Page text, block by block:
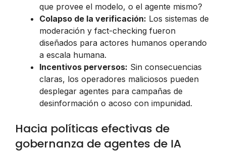
que provee el modelo, o el agente mismo?
Colapso de la verificación: Los sistemas de
moderación y fact-checking fueron
diseñados para actores humanos operando
a escala humana.
Incentivos perversos: Sin consecuencias
claras, los operadores maliciosos pueden
desplegar agentes para campañas de
desinformación o acoso con impunidad.
Hacia políticas efectivas de
gobernanza de agentes de IA